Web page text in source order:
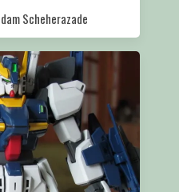
Scheherazade